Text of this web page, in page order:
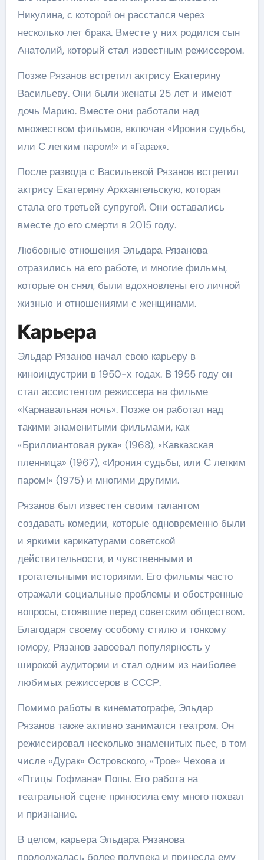
Никулина, с которой он расстался через
несколько лет брака. Вместе у них родился сын
Анатолий, который стал известным режиссером.
Позже Рязанов встретил актрису Екатерину
Васильеву. Они были женаты 25 лет и имеют
дочь Марию. Вместе они работали над
множеством фильмов, включая «Ирония судьбы,
или С легким паром!» и «Гараж».
После развода с Васильевой Рязанов встретил
актрису Екатерину Аркхангельскую, которая
стала его третьей супругой. Они оставались
вместе до его смерти в 2015 году.
Любовные отношения Эльдара Рязанова
отразились на его работе, и многие фильмы,
которые он снял, были вдохновлены его личной
жизнью и отношениями с женщинами.
Карьера
Эльдар Рязанов начал свою карьеру в
киноиндустрии в 1950-х годах. В 1955 году он
стал ассистентом режиссера на фильме
«Карнавальная ночь». Позже он работал над
такими знаменитыми фильмами, как
«Бриллиантовая рука» (1968), «Кавказская
пленница» (1967), «Ирония судьбы, или С легким
паром!» (1975) и многими другими.
Рязанов был известен своим талантом
создавать комедии, которые одновременно были
и яркими карикатурами советской
действительности, и чувственными и
трогательными историями. Его фильмы часто
отражали социальные проблемы и обостренные
вопросы, стоявшие перед советским обществом.
Благодаря своему особому стилю и тонкому
юмору, Рязанов завоевал популярность у
широкой аудитории и стал одним из наиболее
любимых режиссеров в СССР.
Помимо работы в кинематографе, Эльдар
Рязанов также активно занимался театром. Он
режиссировал несколько знаменитых пьес, в том
числе «Дурак» Островского, «Трое» Чехова и
«Птицы Гофмана» Попы. Его работа на
театральной сцене приносила ему много похвал
и признание.
В целом, карьера Эльдара Рязанова
продолжалась более полувека и принесла ему